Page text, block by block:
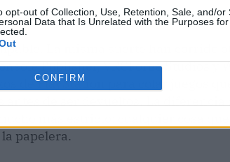
opt-out of Collection, Use, Retention, Sale, and/or
Data that Is Unrelated with the Purposes
CONFIRM
La misma suerte han corrido
Publisher, VRCForge Studios y
de PlayStation para colar juegos que
de ser devueltos. La diferencia
más estricto: cualquier cosa que
papelera.